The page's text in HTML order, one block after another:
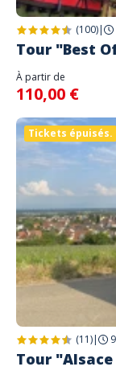
(100)|
Tour "Best
À partir de
110,00 €
Tickets épuisés.
(11)|
Tour